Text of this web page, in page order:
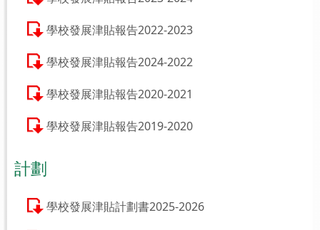
學校發展津貼報告2022-2023
學校發展津貼報告2024-2022
學校發展津貼報告2020-2021
學校發展津貼報告2019-2020
計劃
學校發展津貼計劃書2025-2026